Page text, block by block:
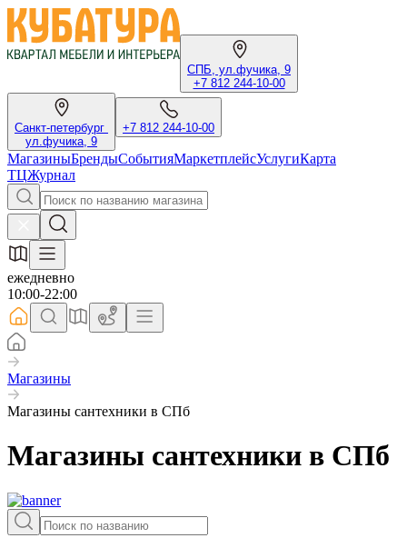
СПБ, ул.фучика, 9
+7 812 244-10-00
Санкт-петербург
ул.фучика, 9
+7 812 244-10-00
МагазиныБрендыСобытияМаркетплейсУслугиКарта
ТЦЖурнал
ежедневно
10:00-22:00
Магазины
Магазины сантехники в СПб
Магазины сантехники в СПб